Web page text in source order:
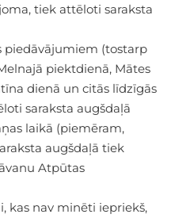
tiek attēloti saraksta
piedāvājumiem (tostarp
piektdienā, Mātes
dienā un citās līdzīgās
saraksta augšdaļā
laikā (piemēram,
augšdaļā tiek
Atpūtas
kas nav minēti iepriekš,